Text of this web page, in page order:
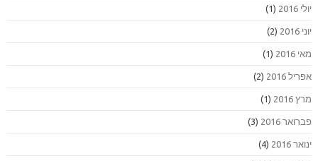
יולי 2016 (1)
יוני 2016 (2)
מאי 2016 (1)
אפריל 2016 (2)
מרץ 2016 (1)
פברואר 2016 (3)
ינואר 2016 (4)